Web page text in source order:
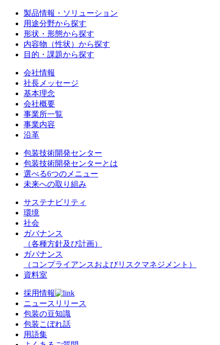
製品情報・ソリューション
用途分野から探す
形状・形態から探す
内容物（性状）から探す
目的・課題から探す
会社情報
社長メッセージ
基本理念
会社概要
事業所一覧
事業内容
沿革
包装技術開発センター
包装技術開発センターとは
選べる6つのメニュー
未来への取り組み
サステナビリティ
環境
社会
ガバナンス
（各種方針及び計画）
ガバナンス
（コンプライアンスおよびリスクマネジメント）
資料室
採用情報
ニュースリリース
包装の豆知識
包装こぼれ話
用語集